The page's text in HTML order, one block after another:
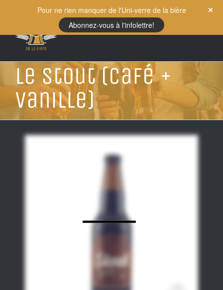
content
Le Stout (Café +
Vanille)
Pour ne rien manquer de l'Uni-verre de la bière
Abonnez-vous à l'infolettre!